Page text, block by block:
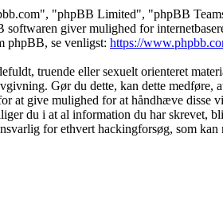
"phpBB Limited", "phpBB
softwaren giver mulighed for
phpBB, se venligst: https://
truende eller sexuelt orienteret
Gør du dette, kan dette medføre,
at give mulighed for at håndhæve
du i at al information du har skrevet,
for ethvert hackingforsøg, som kan